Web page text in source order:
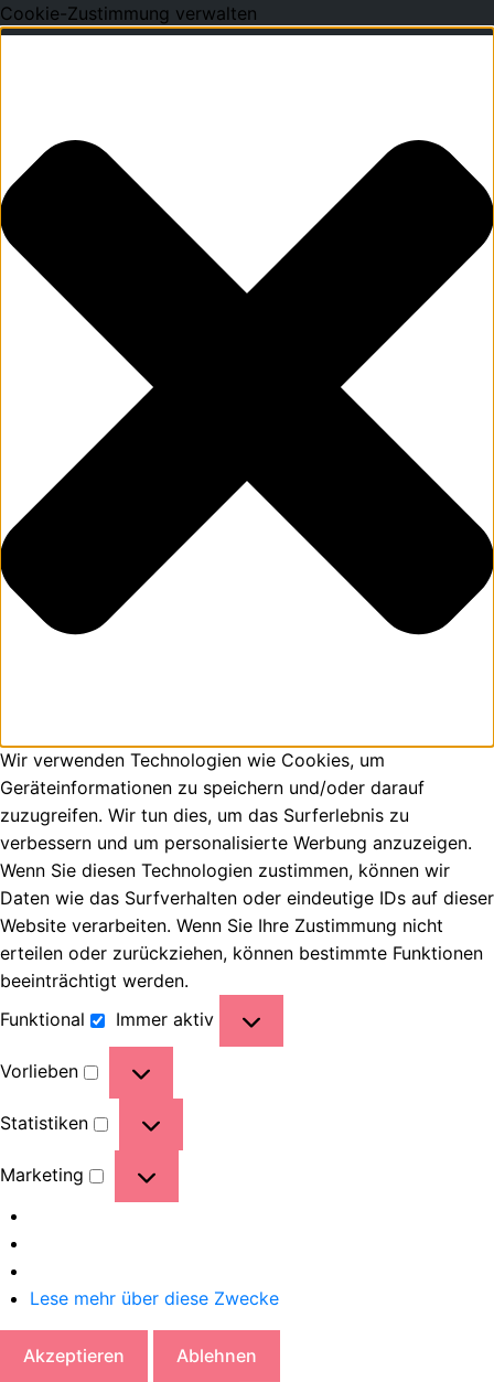
Cookie-Zustimmung verwalten
Wir verwenden Technologien wie Cookies, um
Geräteinformationen zu speichern und/oder darauf
zuzugreifen. Wir tun dies, um das Surferlebnis zu
verbessern und um personalisierte Werbung anzuzeigen.
Wenn Sie diesen Technologien zustimmen, können wir
Daten wie das Surfverhalten oder eindeutige IDs auf dieser
Website verarbeiten. Wenn Sie Ihre Zustimmung nicht
erteilen oder zurückziehen, können bestimmte Funktionen
beeinträchtigt werden.
Funktional
Immer aktiv
Vorlieben
Statistiken
Marketing
Lese mehr über diese Zwecke
Akzeptieren Ablehnen